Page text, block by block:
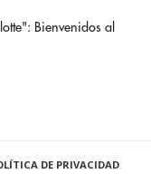
Bienvenidos al
DE PRIVACIDAD